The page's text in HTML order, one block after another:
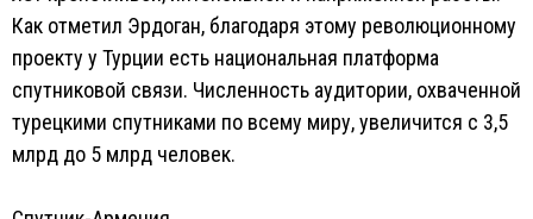
Как отметил Эрдоган, благодаря этому революционному
проекту у Турции есть национальная платформа
спутниковой связи. Численность аудитории, охваченной
турецкими спутниками по всему миру, увеличится с 3,5
млрд до 5 млрд человек.